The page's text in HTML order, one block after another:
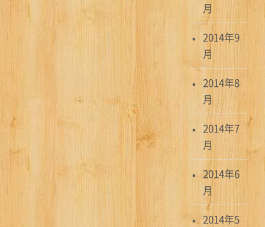
月
2014年9
月
2014年8
月
2014年7
月
2014年6
月
2014年5